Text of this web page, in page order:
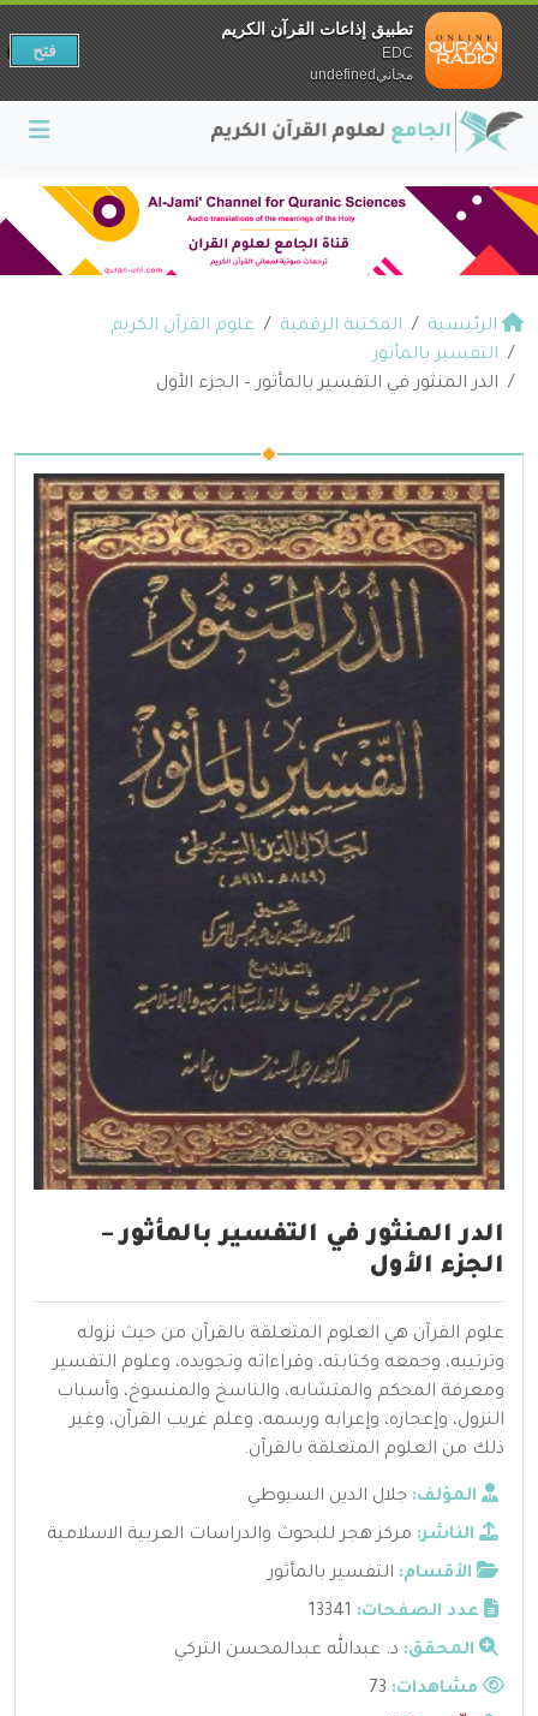
الرئيسية المكتبة الرقمية
علوم القرآن الكريم
التفسير بالمأثور
الدر المنثور في التفسير بالمأثور – الجزء الأول
الدر المنثور في التفسير بالمأثور –
الجزء الأول
علوم القرآن هي العلوم المتعلقة بالقرآن من حيث نزوله
وترتيبه، وجمعه وكتابته، وقراءاته وتجويده، وعلوم التفسير
ومعرفة المحكم والمتشابه، والناسخ والمنسوخ، وأسباب
النزول، وإعجازه، وإعرابه ورسمه، وعلم غريب القرآن، وغير
ذلك من العلوم المتعلقة بالقرآن.
المؤلف: جلال الدين السيوطي
الناشر: مركز هجر للبحوث والدراسات العربية الاسلامية
الأقسام: التفسير بالمأثور
عدد الصفحات: 13341
المحقق: د. عبدالله عبدالمحسن التركي
مشاهدات:
تطبيق إذاعات القرآن الكريم
EDC
مجانيundefined
فتح